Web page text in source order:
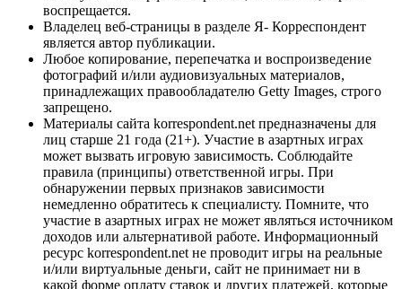
воспрещается.
Владелец веб-страницы в разделе Я- Корреспондент
является автор публикации.
Любое копирование, перепечатка и воспроизведение
фотографий и/или аудиовизуальных материалов,
принадлежащих правообладателю Getty Images, строго
запрещено.
Материалы сайта korrespondent.net предназначены для
лиц старше 21 года (21+). Участие в азартных играх
может вызвать игровую зависимость. Соблюдайте
правила (принципы) ответственной игры. При
обнаружении первых признаков зависимости
немедленно обратитесь к специалисту. Помните, что
участие в азартных играх не может являться источником
доходов или альтернативой работе. Информационный
ресурс korrespondent.net не проводит игры на реальные
и/или виртуальные деньги, сайт не принимает ни в
какой форме оплату ставок и других платежей, которые